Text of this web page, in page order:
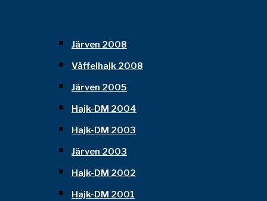
Järven 2008
Våffelhajk 2008
Järven 2005
Hajk-DM 2004
Hajk-DM 2003
Järven 2003
Hajk-DM 2002
Hajk-DM 2001